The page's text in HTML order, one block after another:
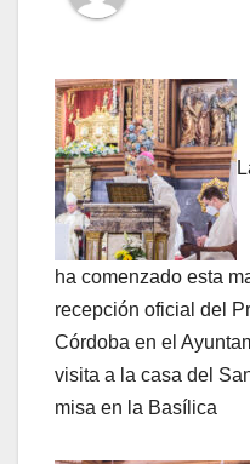
ha comenzado esta
recepción oficial del
Córdoba en el
visita a la casa del
misa en la Basílica